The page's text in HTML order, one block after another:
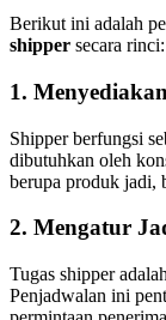
Berikut ini adalah
shipper secara rinci:
1.
Shipper berfungsi
dibutuhkan oleh
berupa produk jadi,
2. Mengatur
Tugas shipper
Penjadwalan ini